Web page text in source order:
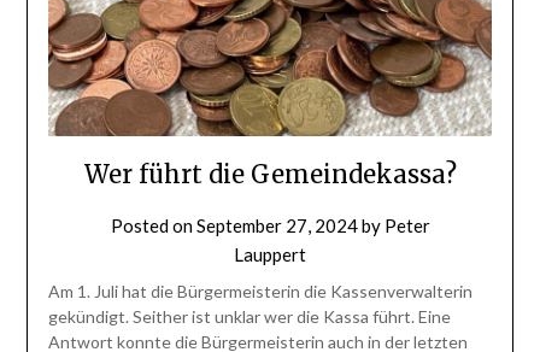
Wer führt die Gemeindekassa?
Posted onSeptember 27, 2024by Peter
Lauppert
Am 1. Juli hat die Bürgermeisterin die Kassenverwalterin
gekündigt. Seither ist unklar wer die Kassa führt. Eine
Antwort konnte die Bürgermeisterin auch in der letzten